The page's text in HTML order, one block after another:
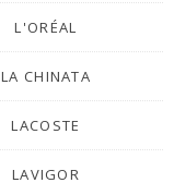
L'ORÉAL
LA CHINATA
LACOSTE
LAVIGOR